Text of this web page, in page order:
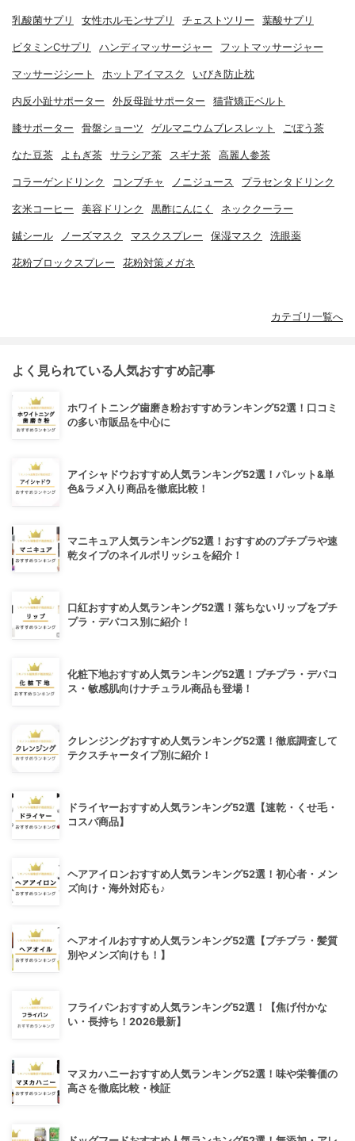
乳酸菌サプリ 女性ホルモンサプリ チェストツリー 葉酸サプリ
ビタミンCサプリ ハンディマッサージャー フットマッサージャー
マッサージシート ホットアイマスク いびき防止枕
内反小趾サポーター 外反母趾サポーター 猫背矯正ベルト
膝サポーター 骨盤ショーツ ゲルマニウムブレスレット ごぼう茶
なた豆茶 よもぎ茶 サラシア茶 スギナ茶 高麗人参茶
コラーゲンドリンク コンブチャ ノニジュース プラセンタドリンク
玄米コーヒー 美容ドリンク 黒酢にんにく ネッククーラー
鍼シール ノーズマスク マスクスプレー 保湿マスク 洗眼薬
花粉ブロックスプレー 花粉対策メガネ
カテゴリ一覧へ
よく見られている人気おすすめ記事
ホワイトニング歯磨き粉おすすめランキング52選！口コミ
の多い市販品を中心に
アイシャドウおすすめ人気ランキング52選！パレット&単
色&ラメ入り商品を徹底比較！
マニキュア人気ランキング52選！おすすめのプチプラや速
乾タイプのネイルポリッシュを紹介！
口紅おすすめ人気ランキング52選！落ちないリップをプチ
プラ・デパコス別に紹介！
化粧下地おすすめ人気ランキング52選！プチプラ・デパコ
ス・敏感肌向けナチュラル商品も登場！
クレンジングおすすめ人気ランキング52選！徹底調査して
テクスチャータイプ別に紹介！
ドライヤーおすすめ人気ランキング52選【速乾・くせ毛・
コスパ商品】
ヘアアイロンおすすめ人気ランキング52選！初心者・メン
ズ向け・海外対応も♪
ヘアオイルおすすめ人気ランキング52選【プチプラ・髪質
別やメンズ向けも！】
フライパンおすすめ人気ランキング52選！【焦げ付かな
い・長持ち！2026最新】
マヌカハニーおすすめ人気ランキング52選！味や栄養価の
高さを徹底比較・検証